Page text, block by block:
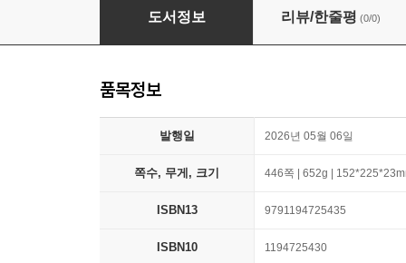
잘 자고 잘 먹는 아기의 시간표
도서정보 리뷰/한줄평 (0/0)
품목정보
발행일 2026년 05월 06일
쪽수, 무게, 크기 446쪽 | 652g |
ISBN13 9791194725435
ISBN10 1194725430